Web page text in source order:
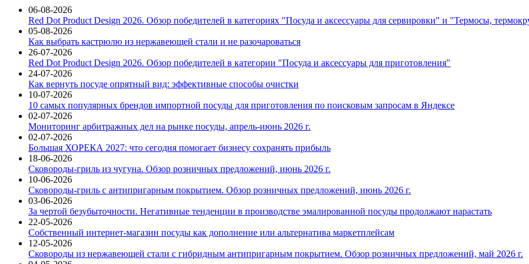
06-08-2026
Red Dot Product Design 2026. Обзор победителей в категориях "Посуда и аксессуары для сервировки" и "Термосы,
05-08-2026
Как выбрать кастрюлю из нержавеющей стали и не разочароваться
26-07-2026
Red Dot Product Design 2026. Обзор победителей в категории "Посуда и аксессуары для приготовления"
24-07-2026
Как вернуть посуде опрятный вид: эффективные способы очистки
10-07-2026
10 самых популярных брендов импортной посуды для приготовления по поисковым запросам в Яндексе
02-07-2026
Мониторинг арбитражных дел на рынке посуды, апрель-июнь 2026 г.
02-07-2026
Большая ХОРЕКА 2027: что сегодня помогает бизнесу сохранять прибыль
18-06-2026
Сковороды-гриль из чугуна. Обзор розничных предложений, июнь 2026 г.
10-06-2026
Сковороды-гриль с антипригарным покрытием. Обзор розничных предложений, июнь 2026 г.
03-06-2026
За чертой безубыточности. Негативные тенденции в производстве эмалированной посуды продолжают нарастать
22-05-2026
Собственный интернет-магазин посуды как дополнение или альтернатива маркетплейсам
12-05-2026
Сковороды из нержавеющей стали с гибридным антипригарным покрытием. Обзор розничных предложений, май 2026 г.